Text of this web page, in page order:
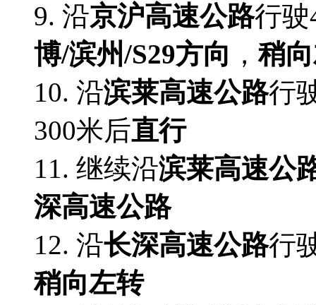
9. 沿京沪高速公路行驶
博/滨州/S29方向 ，稍
10. 沿滨莱高速公路行
300米后直行
11. 继续沿滨莱高速公
深高速公路
12. 沿长深高速公路行
稍向左转